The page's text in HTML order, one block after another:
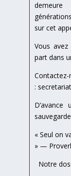
sur cet
Vous
part dans
Contactez-
:
« Seul on
» —
Notre